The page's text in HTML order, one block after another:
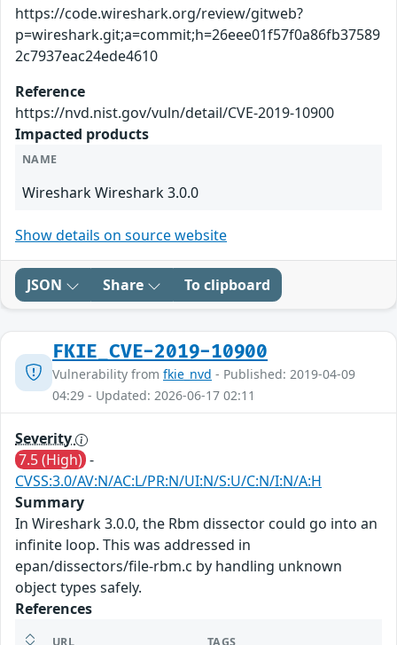
https://code.wireshark.org/review/gitweb?
p=wireshark.git;a=commit;h=26eee01f57f0a86fb37589
2c7937eac24ede4610
Reference
https://nvd.nist.gov/vuln/detail/CVE-2019-10900
Impacted products
NAME
Wireshark Wireshark 3.0.0
Show details on source website
JSON Share To clipboard
FKIE_CVE-2019-10900
Vulnerability from fkie_nvd - Published: 2019-04-09
04:29 - Updated: 2026-06-17 02:11
Severity
7.5 (High) -
CVSS:3.0/AV:N/AC:L/PR:N/UI:N/S:U/C:N/I:N/A:H
Summary
In Wireshark 3.0.0, the Rbm dissector could go into an
infinite loop. This was addressed in
epan/dissectors/file-rbm.c by handling unknown
object types safely.
References